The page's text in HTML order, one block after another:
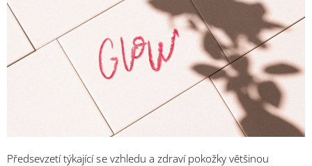
Předsevzetí týkající se vzhledu a zdraví pokožky většinou